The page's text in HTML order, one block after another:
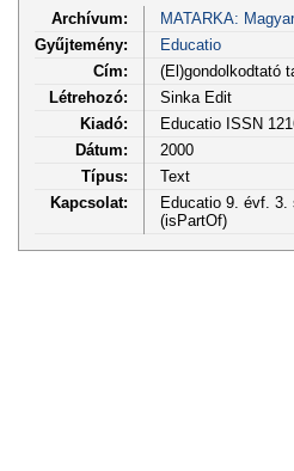
Archívum:
MATARKA:
Gyűjtemény:
Educatio
Cím:
(El)gondolkodtató
Létrehozó:
Sinka Edit
Kiadó:
Educatio ISSN
Dátum:
2000
Típus:
Text
Kapcsolat:
Educatio 9. évf. 3.
(isPartOf)